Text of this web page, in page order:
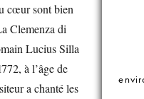
cœur sont bien
Clemenza di
Lucius Silla
à l’âge de
a chanté les